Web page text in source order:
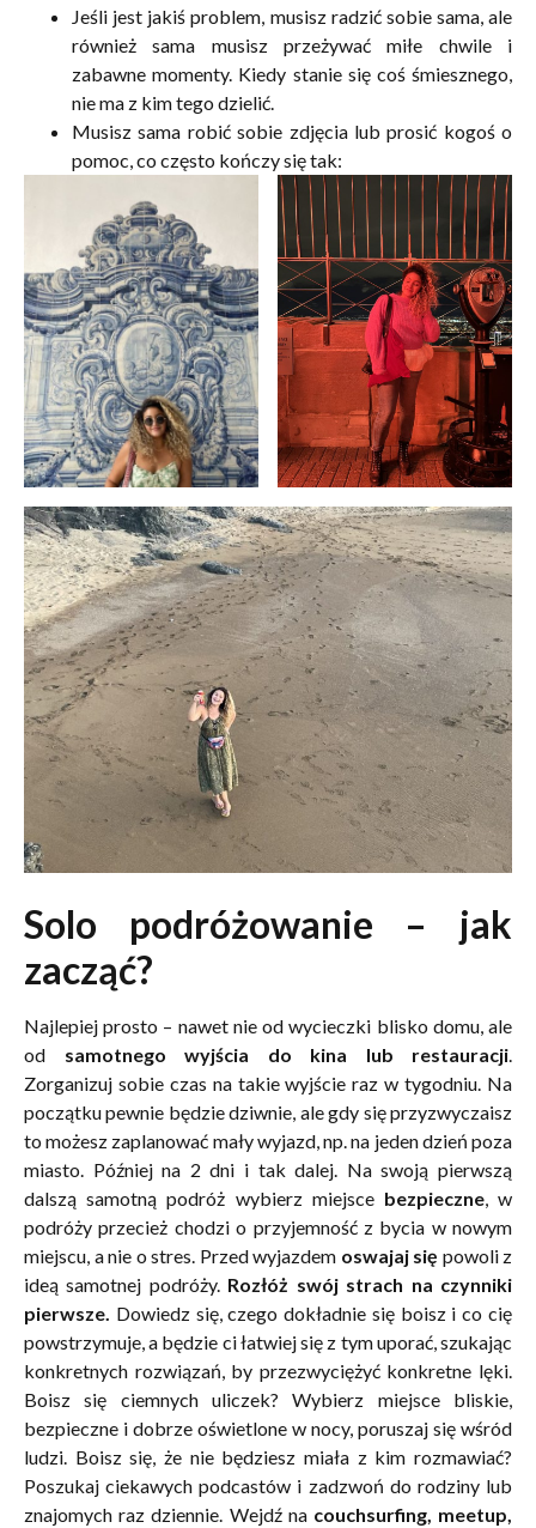
Jeśli jest jakiś problem, musisz radzić sobie sama, ale
również sama musisz przeżywać miłe chwile i
zabawne momenty. Kiedy stanie się coś śmiesznego,
nie ma z kim tego dzielić.
Musisz sama robić sobie zdjęcia lub prosić kogoś o
pomoc, co często kończy się tak:
Solo podróżowanie – jak
zacząć?
Najlepiej prosto – nawet nie od wycieczki blisko domu, ale
od samotnego wyjścia do kina lub restauracji.
Zorganizuj sobie czas na takie wyjście raz w tygodniu. Na
początku pewnie będzie dziwnie, ale gdy się przyzwyczaisz
to możesz zaplanować mały wyjazd, np. na jeden dzień poza
miasto. Później na 2 dni i tak dalej. Na swoją pierwszą
dalszą samotną podróż wybierz miejsce bezpieczne, w
podróży przecież chodzi o przyjemność z bycia w nowym
miejscu, a nie o stres. Przed wyjazdem oswajaj się powoli z
ideą samotnej podróży. Rozłóż swój strach na czynniki
pierwsze. Dowiedz się, czego dokładnie się boisz i co cię
powstrzymuje, a będzie ci łatwiej się z tym uporać, szukając
konkretnych rozwiązań, by przezwyciężyć konkretne lęki.
Boisz się ciemnych uliczek? Wybierz miejsce bliskie,
bezpieczne i dobrze oświetlone w nocy, poruszaj się wśród
ludzi. Boisz się, że nie będziesz miała z kim rozmawiać?
Poszukaj ciekawych podcastów i zadzwoń do rodziny lub
znajomych raz dziennie. Wejdź na couchsurfing, meetup,